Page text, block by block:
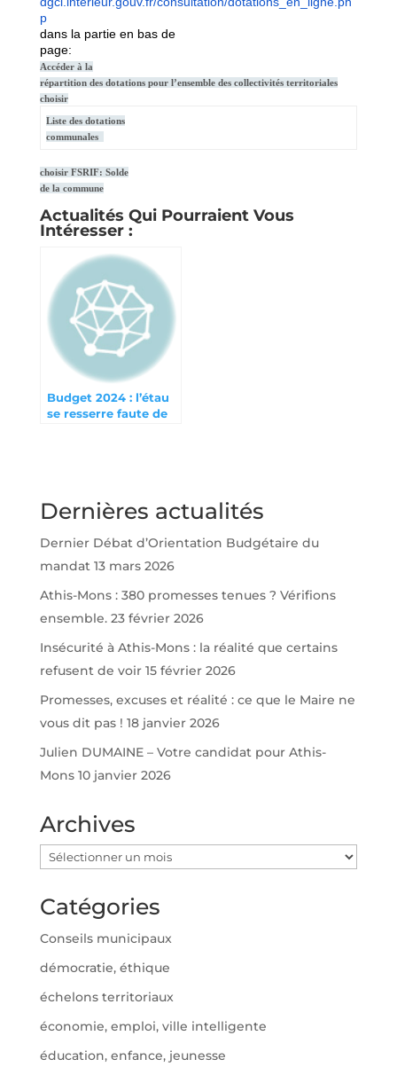
p
dans la partie en bas de
page:
Accéder à la
répartition des dotations pour l’ensemble des collectivités territoriales
choisir
Liste des dotations
communales
choisir FSRIF: Solde
de la commune
Actualités Qui Pourraient Vous
Intéresser :
Budget 2024 : l’étau
se resserre faute de
Dernières actualités
Dernier Débat d’Orientation Budgétaire du
mandat 13 mars 2026
Athis-Mons : 380 promesses tenues ? Vérifions
ensemble. 23 février 2026
Insécurité à Athis-Mons : la réalité que certains
refusent de voir 15 février 2026
Promesses, excuses et réalité : ce que le Maire ne
vous dit pas ! 18 janvier 2026
Julien DUMAINE – Votre candidat pour Athis-
Mons 10 janvier 2026
Archives
Archives
Catégories
Conseils municipaux
démocratie, éthique
échelons territoriaux
économie, emploi, ville intelligente
éducation, enfance, jeunesse